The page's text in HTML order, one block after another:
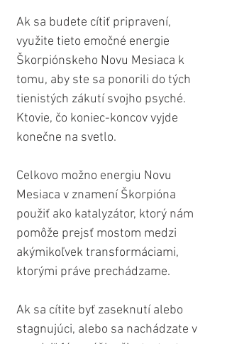
Ak sa budete cítiť pripravení,
využite tieto emočné energie
Škorpiónskeho Novu Mesiaca k
tomu, aby ste sa ponorili do tých
tienistých zákutí svojho psyché.
Ktovie, čo koniec-koncov vyjde
konečne na svetlo.
Celkovo možno energiu Novu
Mesiaca v znamení Škorpióna
použiť ako katalyzátor, ktorý nám
pomôže prejsť mostom medzi
akýmikoľvek transformáciami,
ktorými práve prechádzame.
Ak sa cítite byť zaseknutí alebo
stagnujúci, alebo sa nachádzate v